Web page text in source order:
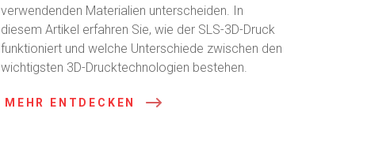
verwendenden Materialien unterscheiden. In
diesem Artikel erfahren Sie, wie der SLS-3D-Druck
funktioniert und welche Unterschiede zwischen den
wichtigsten 3D-Drucktechnologien bestehen.
MEHR ENTDECKEN